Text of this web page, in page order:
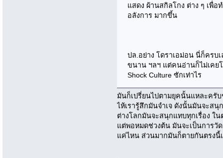
แสดง ผ้านสกิลโกง ต่าง ๆ เพื่อ
อลังการ มากขึ้น
ปล.อย่าง โดราเอม่อน นี่ก็ครบ
ขนาน ฯลฯ แต่คนอ่านก็ไม่เคยโ
Shock Culture ซักเท่าไร
มันก็เปรี่ยนไปตามยุคนั้นแหละครั
ไห้เรารู้สึกมันจำเจ ดังนั้นมันจะส
ต่างโลกมันจะสนุกแทบทุกเรื่อง ใ
แต่พอหมดช่วงต้น มันจะเป็นการวั
แค่ไหน ส่วนมากมันก็ตายกันตรงนี้